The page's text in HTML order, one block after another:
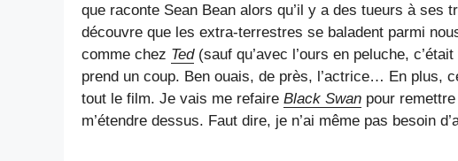
que raconte Sean Bean alors qu’il y a des tueurs à ses
découvre que les extra-terrestres se baladent parmi
comme chez Ted(sauf qu’avec l’ours en peluche,
prend un coup. Ben ouais, de près, l’actrice… En plus,
tout le film. Je vais me refaire Black Swan pour
m’étendre dessus. Faut dire, je n’ai même pas besoin